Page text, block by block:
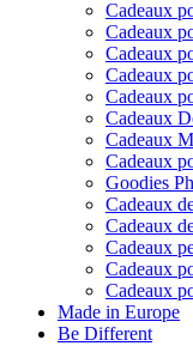
Cadeaux
Cadeaux
Cadeaux
Cadeaux
Cadeaux
Cadeaux
Cadeaux
Cadeaux
Goodies
Cadeaux
Cadeaux
Cadeaux
Cadeaux
Cadeaux
Made in Europe
Be Different